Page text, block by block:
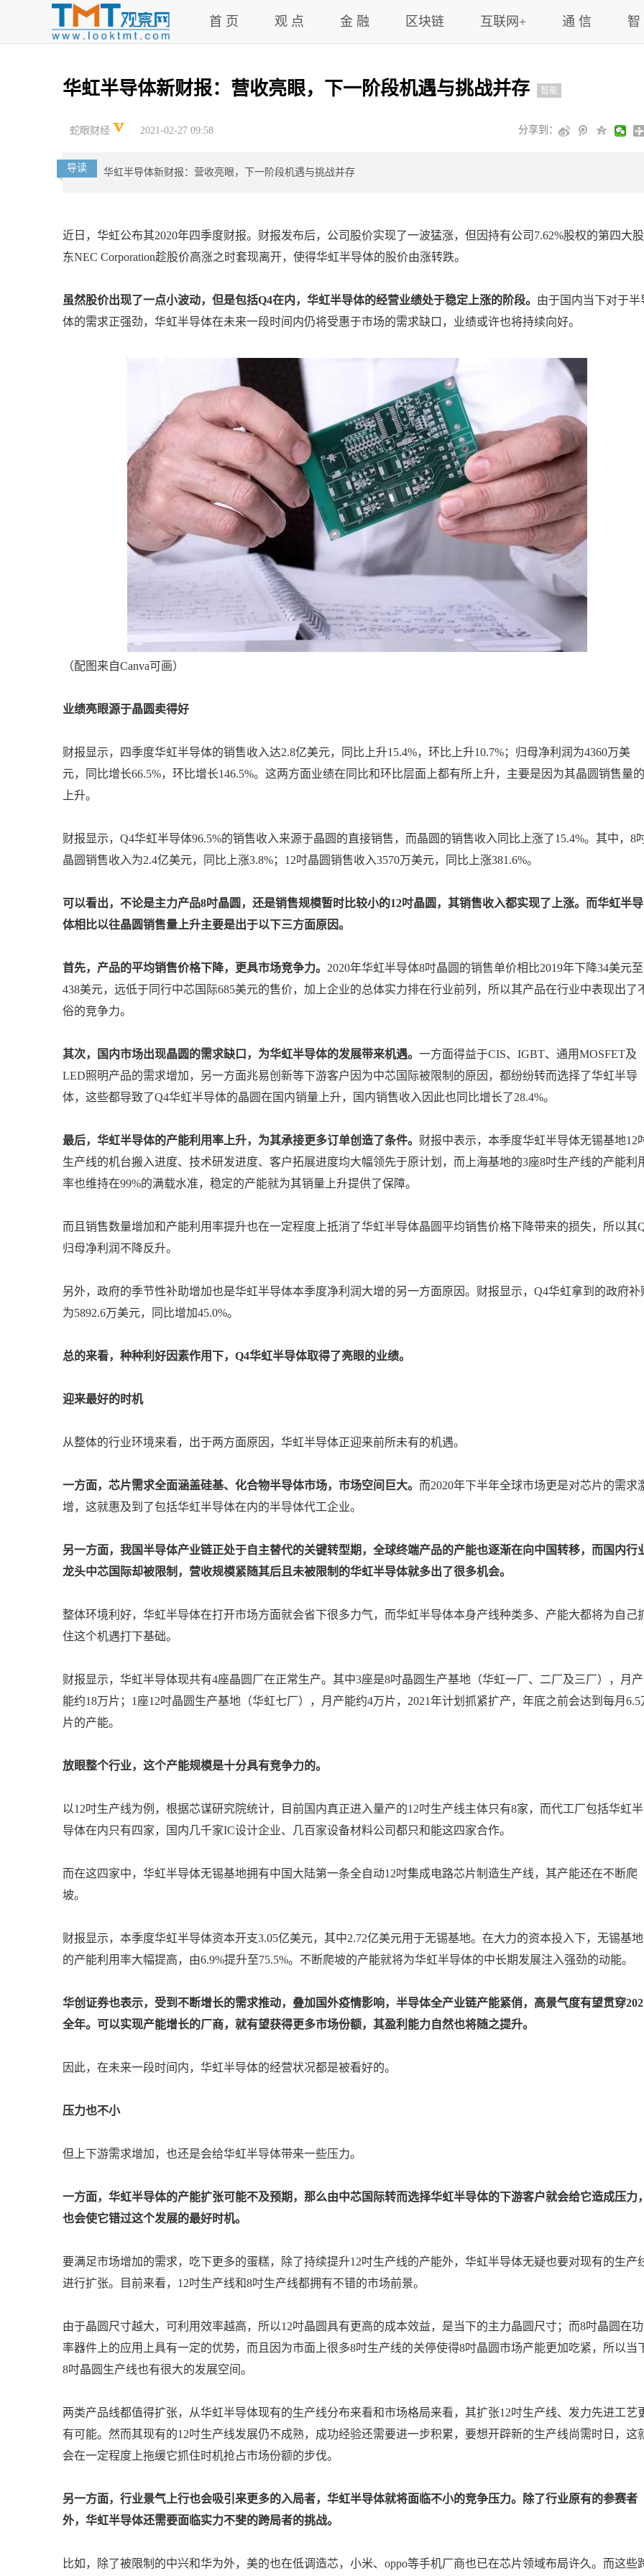
首 页 观 点 金 融 区块链 互联网+ 通 信 智
华虹半导体新财报：营收亮眼，下一阶段机遇与挑战并存 智能
蛇眼财经 2021-02-27 09:58 分享到：
导读 华虹半导体新财报：营收亮眼，下一阶段机遇与挑战并存
近日，华虹公布其2020年四季度财报。财报发布后，公司股价实现了一波猛涨，但因持有公司7.62%股权的第四大股
东NEC Corporation趁股价高涨之时套现离开，使得华虹半导体的股价由涨转跌。
虽然股价出现了一点小波动，但是包括Q4在内，华虹半导体的经营业绩处于稳定上涨的阶段。 由于国内当下对于半
体的需求正强劲，华虹半导体在未来一段时间内仍将受惠于市场的需求缺口，业绩或许也将持续向好。
（配图来自Canva可画）
业绩亮眼源于晶圆卖得好
财报显示，四季度华虹半导体的销售收入达2.8亿美元，同比上升15.4%，环比上升10.7%；归母净利润为4360万美
元，同比增长66.5%，环比增长146.5%。这两方面业绩在同比和环比层面上都有所上升，主要是因为其晶圆销售量的
上升。
财报显示，Q4华虹半导体96.5%的销售收入来源于晶圆的直接销售，而晶圆的销售收入同比上涨了15.4%。其中，8
晶圆销售收入为2.4亿美元，同比上涨3.8%；12吋晶圆销售收入3570万美元，同比上涨381.6%。
可以看出，不论是主力产品8吋晶圆，还是销售规模暂时比较小的12吋晶圆，其销售收入都实现了上涨。而华虹半导
体相比以往晶圆销售量上升主要是出于以下三方面原因。
首先，产品的平均销售价格下降，更具市场竞争力。 2020年华虹半导体8吋晶圆的销售单价相比2019年下降34美元至
438美元，远低于同行中芯国际685美元的售价，加上企业的总体实力排在行业前列，所以其产品在行业中表现出了
俗的竞争力。
其次，国内市场出现晶圆的需求缺口，为华虹半导体的发展带来机遇。 一方面得益于CIS、IGBT、通用MOSFET及
LED照明产品的需求增加，另一方面兆易创新等下游客户因为中芯国际被限制的原因，都纷纷转而选择了华虹半导
体，这些都导致了Q4华虹半导体的晶圆在国内销量上升，国内销售收入因此也同比增长了28.4%。
最后，华虹半导体的产能利用率上升，为其承接更多订单创造了条件。 财报中表示，本季度华虹半导体无锡基地12
生产线的机台搬入进度、技术研发进度、客户拓展进度均大幅领先于原计划，而上海基地的3座8吋生产线的产能利
率也维持在99%的满载水准，稳定的产能就为其销量上升提供了保障。
而且销售数量增加和产能利用率提升也在一定程度上抵消了华虹半导体晶圆平均销售价格下降带来的损失，所以其
归母净利润不降反升。
另外，政府的季节性补助增加也是华虹半导体本季度净利润大增的另一方面原因。财报显示，Q4华虹拿到的政府补
为5892.6万美元，同比增加45.0%。
总的来看，种种利好因素作用下，Q4华虹半导体取得了亮眼的业绩。
迎来最好的时机
从整体的行业环境来看，出于两方面原因，华虹半导体正迎来前所未有的机遇。
一方面，芯片需求全面涵盖硅基、化合物半导体市场，市场空间巨大。 而2020年下半年全球市场更是对芯片的需求
增，这就惠及到了包括华虹半导体在内的半导体代工企业。
另一方面，我国半导体产业链正处于自主替代的关键转型期，全球终端产品的产能也逐渐在向中国转移，而国内行
龙头中芯国际却被限制，营收规模紧随其后且未被限制的华虹半导体就多出了很多机会。
整体环境利好，华虹半导体在打开市场方面就会省下很多力气，而华虹半导体本身产线种类多、产能大都将为自己
住这个机遇打下基础。
财报显示，华虹半导体现共有4座晶圆厂在正常生产。其中3座是8吋晶圆生产基地（华虹一厂、二厂及三厂），月产
能约18万片；1座12吋晶圆生产基地（华虹七厂），月产能约4万片，2021年计划抓紧扩产，年底之前会达到每月6.5
片的产能。
放眼整个行业，这个产能规模是十分具有竞争力的。
以12吋生产线为例，根据芯谋研究院统计，目前国内真正进入量产的12吋生产线主体只有8家，而代工厂包括华虹半
导体在内只有四家，国内几千家IC设计企业、几百家设备材料公司都只和能这四家合作。
而在这四家中，华虹半导体无锡基地拥有中国大陆第一条全自动12吋集成电路芯片制造生产线，其产能还在不断爬
坡。
财报显示，本季度华虹半导体资本开支3.05亿美元，其中2.72亿美元用于无锡基地。在大力的资本投入下，无锡基地
的产能利用率大幅提高，由6.9%提升至75.5%。不断爬坡的产能就将为华虹半导体的中长期发展注入强劲的动能。
华创证券也表示，受到不断增长的需求推动，叠加国外疫情影响，半导体全产业链产能紧俏，高景气度有望贯穿
全年。可以实现产能增长的厂商，就有望获得更多市场份额，其盈利能力自然也将随之提升。
因此，在未来一段时间内，华虹半导体的经营状况都是被看好的。
压力也不小
但上下游需求增加，也还是会给华虹半导体带来一些压力。
一方面，华虹半导体的产能扩张可能不及预期，那么由中芯国际转而选择华虹半导体的下游客户就会给它造成压力
也会使它错过这个发展的最好时机。
要满足市场增加的需求，吃下更多的蛋糕，除了持续提升12吋生产线的产能外，华虹半导体无疑也要对现有的生产
进行扩张。目前来看，12吋生产线和8吋生产线都拥有不错的市场前景。
由于晶圆尺寸越大，可利用效率越高，所以12吋晶圆具有更高的成本效益，是当下的主力晶圆尺寸；而8吋晶圆在功
率器件上的应用上具有一定的优势，而且因为市面上很多8吋生产线的关停使得8吋晶圆市场产能更加吃紧，所以当
8吋晶圆生产线也有很大的发展空间。
两类产品线都值得扩张，从华虹半导体现有的生产线分布来看和市场格局来看，其扩张12吋生产线、发力先进工艺
有可能。然而其现有的12吋生产线发展仍不成熟，成功经验还需要进一步积累，要想开辟新的生产线尚需时日，这
会在一定程度上拖缓它抓住时机抢占市场份额的步伐。
另一方面，行业景气上行也会吸引来更多的入局者，华虹半导体就将面临不小的竞争压力。除了行业原有的参赛者
外，华虹半导体还需要面临实力不斐的跨局者的挑战。
比如，除了被限制的中兴和华为外，美的也在低调造芯，小米、oppo等手机厂商也已在芯片领域布局许久。而这些